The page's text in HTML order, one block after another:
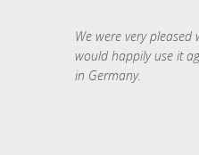
We were very
would happily use it
in Germany.